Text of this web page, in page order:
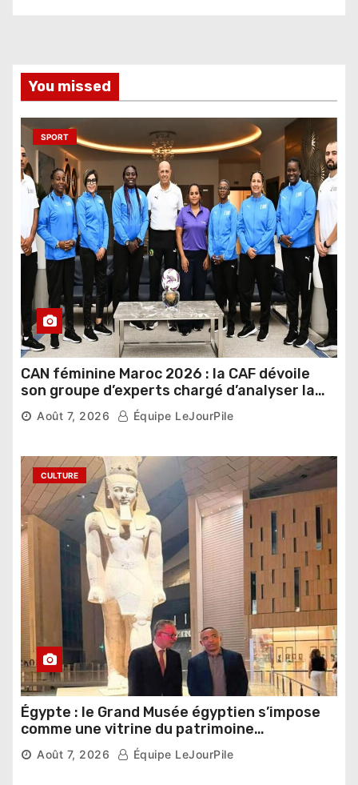
You missed
SPORT
CAN féminine Maroc 2026 : la CAF dévoile
son groupe d’experts chargé d’analyser la
compétition
Août 7, 2026 Équipe LeJourPile
CULTURE
Égypte : le Grand Musée égyptien s’impose
comme une vitrine du patrimoine
pharaonique auprès des dirigeants
étrangers
Août 7, 2026 Équipe LeJourPile